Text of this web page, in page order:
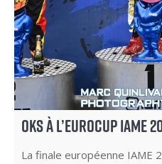
OKS À L’EUROCUP IAME
La finale européenne IAME